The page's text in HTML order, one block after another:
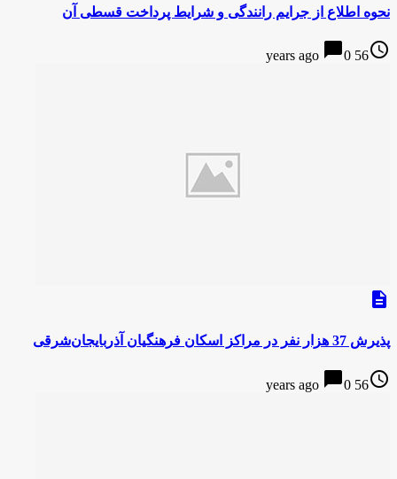
نحوه اطلاع از جرایم رانندگی و شرایط پرداخت قسطی آن
access_time
56 years ago
chat_bubble0
description
پذیرش 37 هزار نفر در مراکز اسکان فرهنگیان آذربایجان‌شرقی
access_time
56 years ago
chat_bubble0